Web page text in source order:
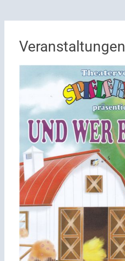
Veranstaltungen